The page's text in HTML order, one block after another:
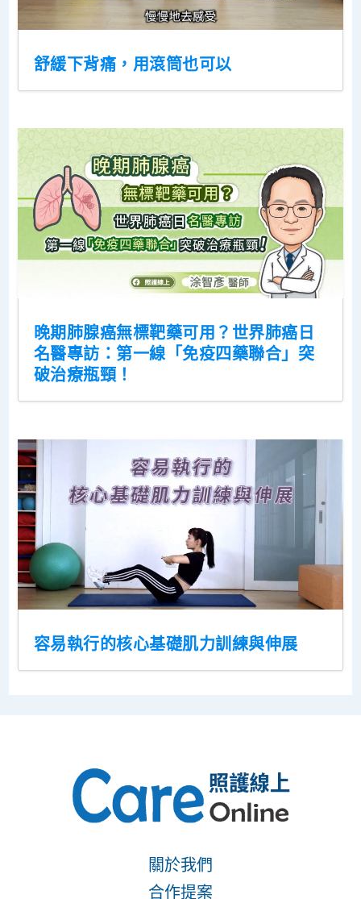
舒緩下背痛，用滾筒也可以
晚期肺腺癌無標靶藥可用？世界肺癌日
名醫專訪：第一線「免疫四藥聯合」突
破治療瓶頸！
容易執行的核心基礎肌力訓練與伸展
關於我們
合作提案